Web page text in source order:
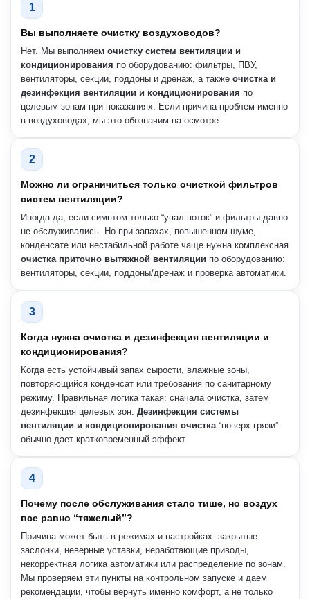
1
Вы выполняете очистку воздуховодов?
Нет. Мы выполняем очистку систем вентиляции и
кондиционирования по оборудованию: фильтры, ПВУ,
вентиляторы, секции, поддоны и дренаж, а также очистка и
дезинфекция вентиляции и кондиционирования по
целевым зонам при показаниях. Если причина проблем именно
в воздуховодах, мы это обозначим на осмотре.
2
Можно ли ограничиться только очисткой фильтров
систем вентиляции?
Иногда да, если симптом только “упал поток” и фильтры давно
не обслуживались. Но при запахах, повышенном шуме,
конденсате или нестабильной работе чаще нужна комплексная
очистка приточно вытяжной вентиляции по оборудованию:
вентиляторы, секции, поддоны/дренаж и проверка автоматики.
3
Когда нужна очистка и дезинфекция вентиляции и
кондиционирования?
Когда есть устойчивый запах сырости, влажные зоны,
повторяющийся конденсат или требования по санитарному
режиму. Правильная логика такая: сначала очистка, затем
дезинфекция целевых зон. Дезинфекция системы
вентиляции и кондиционирования очистка “поверх грязи”
обычно дает кратковременный эффект.
4
Почему после обслуживания стало тише, но воздух
все равно “тяжелый”?
Причина может быть в режимах и настройках: закрытые
заслонки, неверные уставки, неработающие приводы,
некорректная логика автоматики или распределение по зонам.
Мы проверяем эти пункты на контрольном запуске и даем
рекомендации, чтобы вернуть именно комфорт, а не только